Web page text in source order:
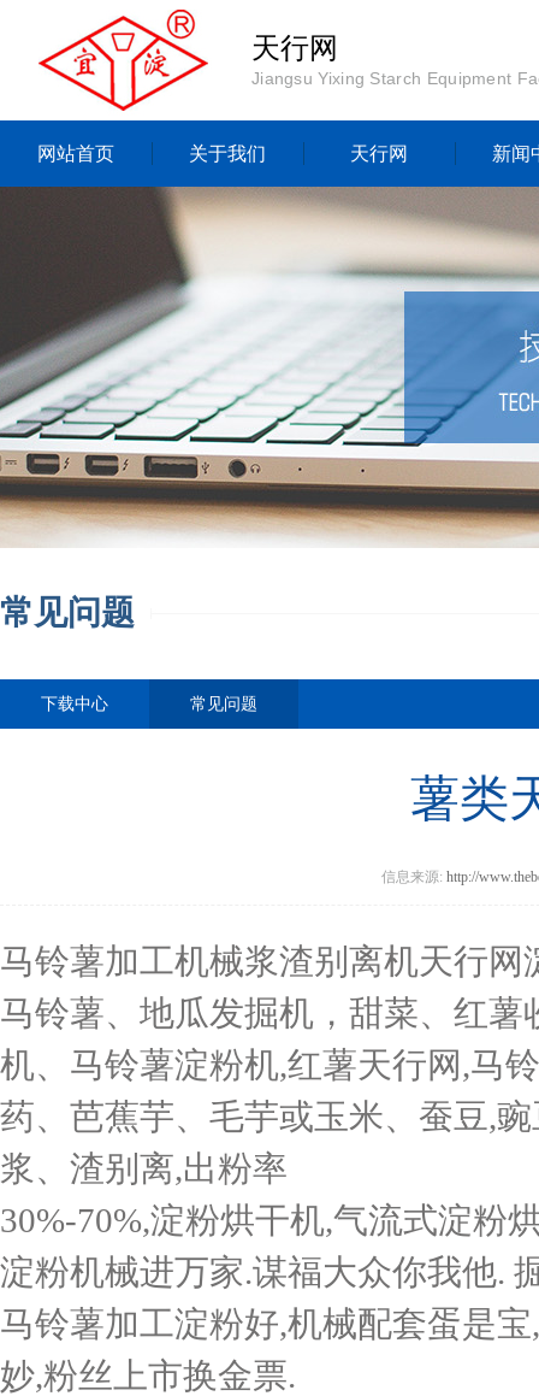
天行网
Jiangsu Yixing Starch Equipment
网站首页 关于我们 天行网 新闻
常见问题
下载中心 常见问题
薯类
信息来源: http://
马铃薯加工机械浆渣别离机天行网
马铃薯、地瓜发掘机，甜菜、红
机、马铃薯淀粉机,红薯天行网,马
药、芭蕉芋、毛芋或玉米、蚕豆,
浆、渣别离,出粉率
30%-70%,淀粉烘干机,气流式淀粉
淀粉机械进万家.谋福大众你我他.
马铃薯加工淀粉好,机械配套蛋是
妙,粉丝上市换金票.